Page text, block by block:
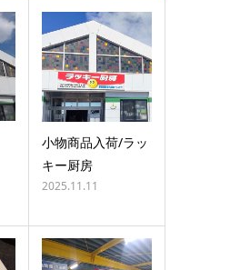
小物商品入荷/ラッ
キー厨房
2025.11.11